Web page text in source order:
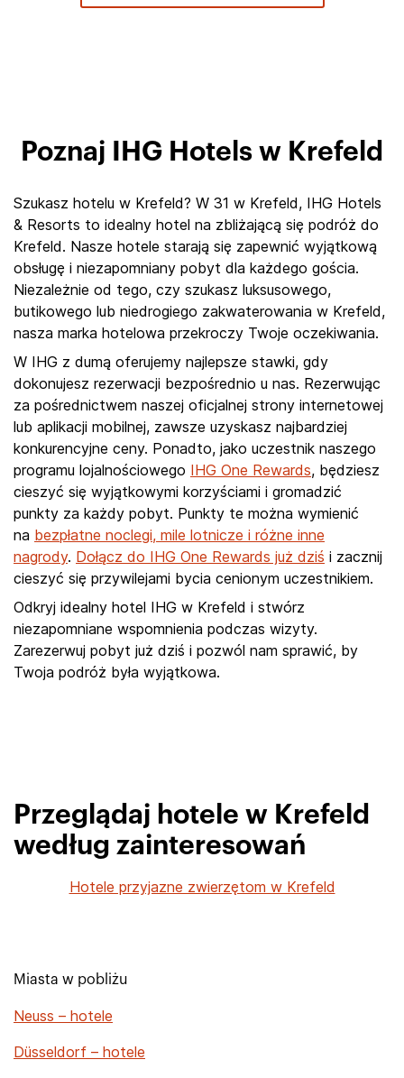
Poznaj IHG Hotels w Krefeld
Szukasz hotelu w Krefeld? W 31 w Krefeld, IHG Hotels
& Resorts to idealny hotel na zbliżającą się podróż do
Krefeld. Nasze hotele starają się zapewnić wyjątkową
obsługę i niezapomniany pobyt dla każdego gościa.
Niezależnie od tego, czy szukasz luksusowego,
butikowego lub niedrogiego zakwaterowania w Krefeld,
nasza marka hotelowa przekroczy Twoje oczekiwania.
W IHG z dumą oferujemy najlepsze stawki, gdy
dokonujesz rezerwacji bezpośrednio u nas. Rezerwując
za pośrednictwem naszej oficjalnej strony internetowej
lub aplikacji mobilnej, zawsze uzyskasz najbardziej
konkurencyjne ceny. Ponadto, jako uczestnik naszego
programu lojalnościowego IHG One Rewards, będziesz
cieszyć się wyjątkowymi korzyściami i gromadzić
punkty za każdy pobyt. Punkty te można wymienić
na bezpłatne noclegi, mile lotnicze i różne inne
nagrody. Dołącz do IHG One Rewards już dziś i zacznij
cieszyć się przywilejami bycia cenionym uczestnikiem.
Odkryj idealny hotel IHG w Krefeld i stwórz
niezapomniane wspomnienia podczas wizyty.
Zarezerwuj pobyt już dziś i pozwól nam sprawić, by
Twoja podróż była wyjątkowa.
Przeglądaj hotele w Krefeld
według zainteresowań
Hotele przyjazne zwierzętom w Krefeld
Miasta w pobliżu
Neuss – hotele
Düsseldorf – hotele